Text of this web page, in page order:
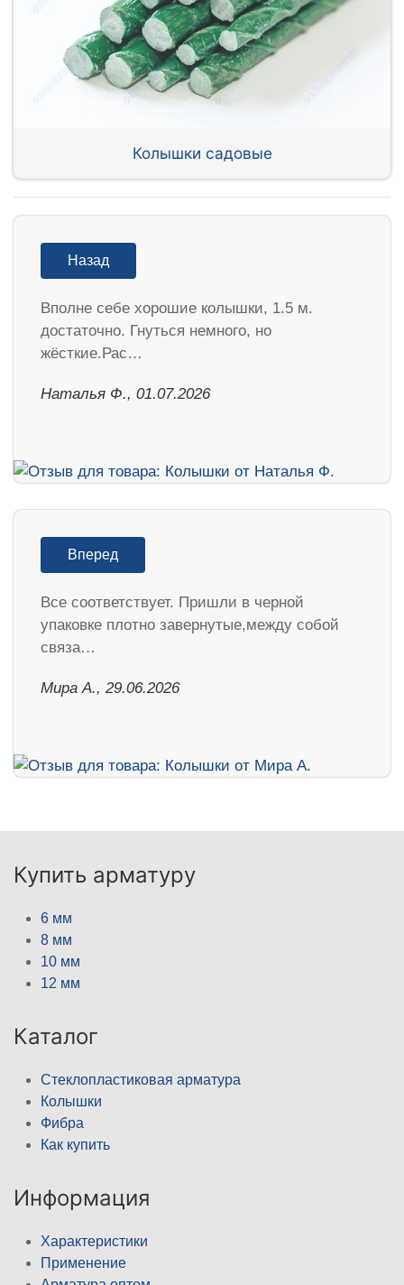
Колышки садовые
Назад
Вполне себе хорошие колышки, 1.5 м.
достаточно. Гнуться немного, но
жёсткие.Рас…
Наталья Ф., 01.07.2026
Вперед
Все соответствует. Пришли в черной
упаковке плотно завернутые,между собой
связа…
Мира А., 29.06.2026
Купить арматуру
6 мм
8 мм
10 мм
12 мм
Каталог
Стеклопластиковая арматура
Колышки
Фибра
Как купить
Информация
Характеристики
Применение